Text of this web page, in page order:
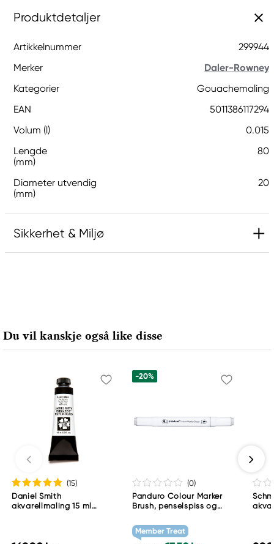
Produktdetaljer
Artikkelnummer
299944
Merker
Daler-Rowney
Kategorier
Gouachemaling
EAN
5011386117294
Volum (l)
0.015
Lengde
(mm)
80
Diameter utvendig
(mm)
20
Sikkerhet & Miljø
20016 Pero (MI) Italy
fila@fila.it
Du vil kanskje også like disse
(15)
Daniel Smith
akvarellmaling 15 ml
-20%
(0)
Panduro Colour Marker
Brush, penselspiss og
grey 1 WG1
Member Treat